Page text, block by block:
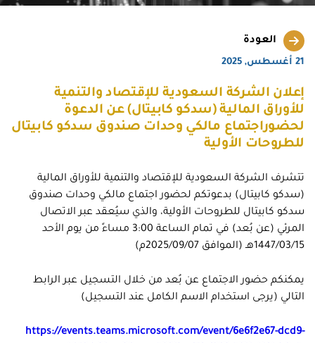
العودة
21 أغسطس, 2025
إعلان الشركة السعودية للإقتصاد والتنمية
للأوراق المالية (سدكو كابيتال) عن الدعوة
لحضوراجتماع مالكي وحدات صندوق سدكو كابيتال
للطروحات الأولية
تتشرف الشركة السعودية للإقتصاد والتنمية للأوراق المالية
(سدكو كابيتال) بدعوتكم لحضور اجتماع مالكي وحدات صندوق
سدكو كابيتال للطروحات الأولية، والذي سيُعقد عبر الاتصال
المرئي (عن بُعد) في تمام الساعة 3:00 مساءً من يوم الأحد
1447/03/15هـ (الموافق 2025/09/07م)
يمكنكم حضور الاجتماع عن بُعد من خلال التسجيل عبر الرابط
التالي (يرجى استخدام الاسم الكامل عند التسجيل)
https://events.teams.microsoft.com/event/6e6f2e67-dcd9-